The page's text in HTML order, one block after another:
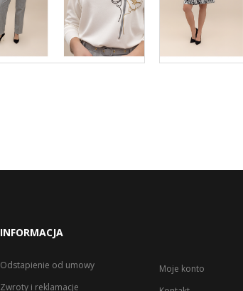
INFORMACJA
Odstapienie od umowy
Zwroty i reklamacje
Moje konto